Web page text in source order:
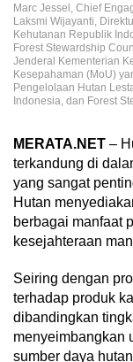
Marc Jessel, Chief
Laksmi Wijayanti,
Kehutanan Republik
Forest Stewardship
Jenderal Kementerian
Kesepahaman (MoU)
Pengelolaan Hutan
Indonesia, dan Forest
MERATA.NET –
terkandung di
yang sangat
Hutan
berbagai manfaat
kesejahteraan
Seiring dengan
terhadap produk
dibandingkan
menyeimbangkan
sumber daya